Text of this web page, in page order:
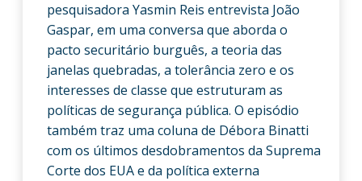
pesquisadora Yasmin Reis entrevista João
Gaspar, em uma conversa que aborda o
pacto securitário burguês, a teoria das
janelas quebradas, a tolerância zero e os
interesses de classe que estruturam as
políticas de segurança pública. O episódio
também traz uma coluna de Débora Binatti
com os últimos desdobramentos da Suprema
Corte dos EUA e da política externa